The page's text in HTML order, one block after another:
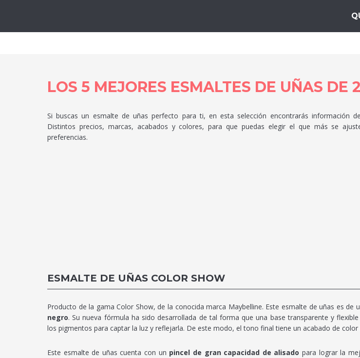
LOS 5 MEJORES ESMALTES DE UÑAS DE
Si buscas un esmalte de uñas perfecto para ti, en esta selección encontrarás información
Distintos precios, marcas, acabados y colores, para que puedas elegir el que más se
preferencias.
ESMALTE DE UÑAS COLOR SHOW
Producto de la gama Color Show, de la conocida marca Maybelline. Este esmalte de uñas es de
negro. Su nueva fórmula ha sido desarrollada de tal forma que una base transparente y
los pigmentos para captar la luz y reflejarla. De este modo, el tono final tiene un acabado de color
Este esmalte de uñas cuenta con un pincel de gran capacidad de alisado para lograr la